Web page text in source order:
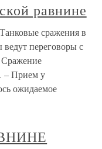
равнине
сражения в
переговоры с
– Прием у
ожидаемое